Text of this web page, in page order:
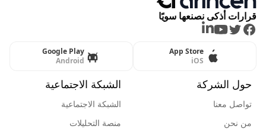
قرارات أذكى نصنعها سويًا
Facebook
Twitter
Youtube
LinkedIn
App Store
iOS
Google Play
Android
حول الشركة
تواصل معنا
من نحن
الشبكة الاجتماعية
الشبكة الاجتماعية
منصة التحليلات